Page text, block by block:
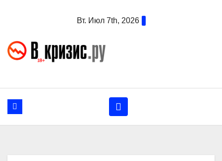
Вт. Июл 7th, 2026